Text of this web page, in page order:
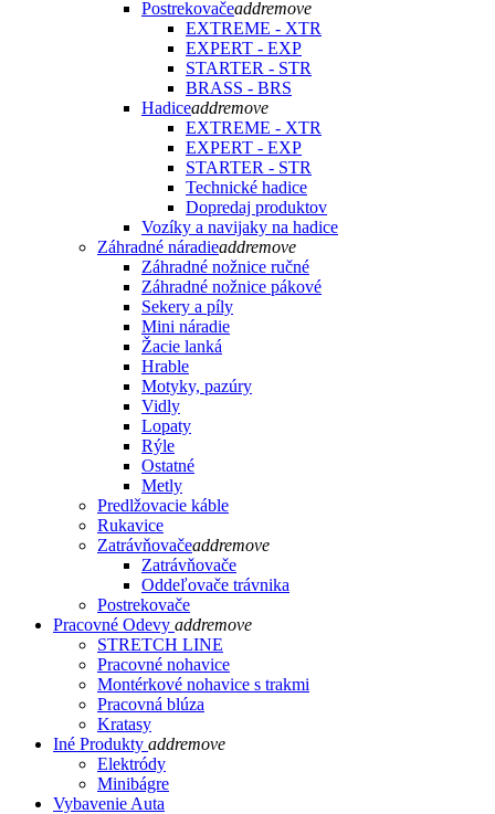
Postrekovačeaddremove
EXTREME - XTR
EXPERT - EXP
STARTER - STR
BRASS - BRS
Hadiceaddremove
EXTREME - XTR
EXPERT - EXP
STARTER - STR
Technické hadice
Dopredaj produktov
Vozíky a navijaky na hadice
Záhradné náradieaddremove
Záhradné nožnice ručné
Záhradné nožnice pákové
Sekery a píly
Mini náradie
Žacie lanká
Hrable
Motyky, pazúry
Vidly
Lopaty
Rýle
Ostatné
Metly
Predlžovacie káble
Rukavice
Zatrávňovačeaddremove
Zatrávňovače
Oddeľovače trávnika
Postrekovače
Pracovné Odevy addremove
STRETCH LINE
Pracovné nohavice
Montérkové nohavice s trakmi
Pracovná blúza
Kratasy
Iné Produkty addremove
Elektródy
Minibágre
Vybavenie Auta